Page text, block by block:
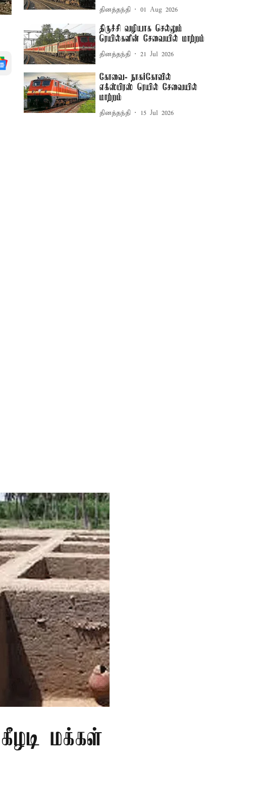
தினத்தந்தி 01 Aug 2026
திருச்சி வழியாக செல்லும்
ரெயில்களின் சேவையில் மாற்றம்
தினத்தந்தி 21 Jul 2026
கோவை- நாகர்கோவில்
எக்ஸ்பிரஸ் ரெயில் சேவையில்
மாற்றம்
தினத்தந்தி 15 Jul 2026
மக்கள்